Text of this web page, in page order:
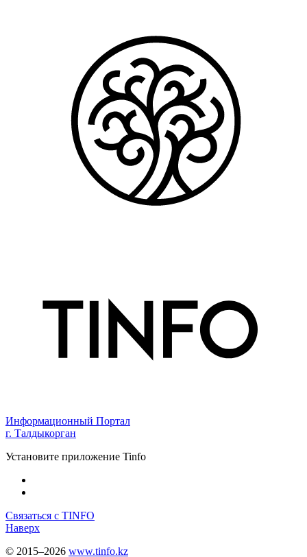
Информационный Портал
г. Талдыкорган
Установите приложение Tinfo
Связаться с TINFO
Наверх
© 2015–2026 www.tinfo.kz